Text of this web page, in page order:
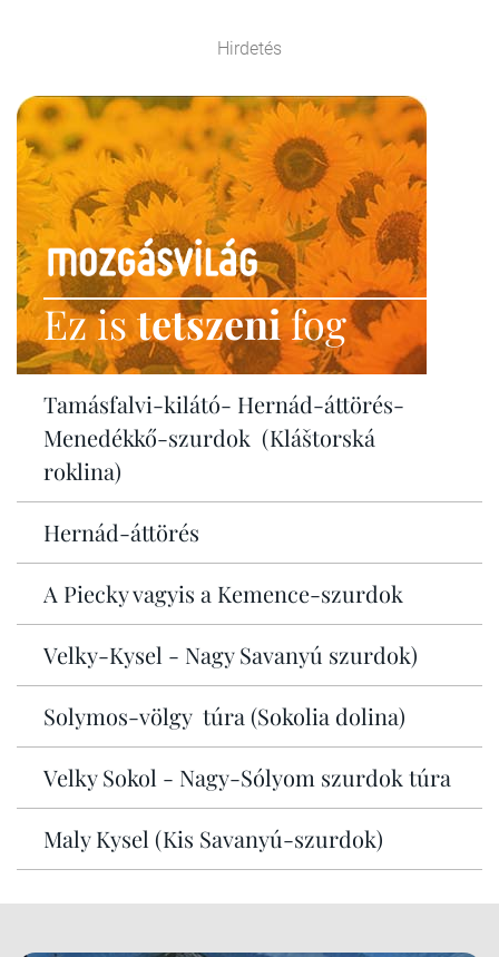
Hirdetés
Ez istetszenifog
Tamásfalvi-kilátó- Hernád-áttörés-
Menedékkő-szurdok (Kláštorská
roklina)
Hernád-áttörés
A Piecky vagyis a Kemence-szurdok
Velky-Kysel - Nagy Savanyú szurdok)
Solymos-völgy túra (Sokolia dolina)
Velky Sokol - Nagy-Sólyom szurdok túra
Maly Kysel (Kis Savanyú-szurdok)